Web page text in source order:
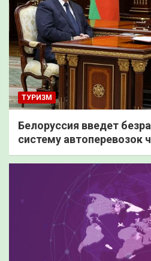
ТУРИЗМ
Белоруссия введет
систему автоперевозок